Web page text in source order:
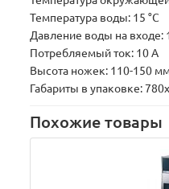
Температура воды: 15 °C
Давление воды на входе:
Потребляемый ток: 10 А
Высота ножек: 110-150
Габариты в упаковке:
Похожие товары